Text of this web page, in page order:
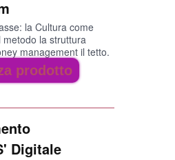
la Cultura come
la struttura
management il tetto.
prodotto
Digitale